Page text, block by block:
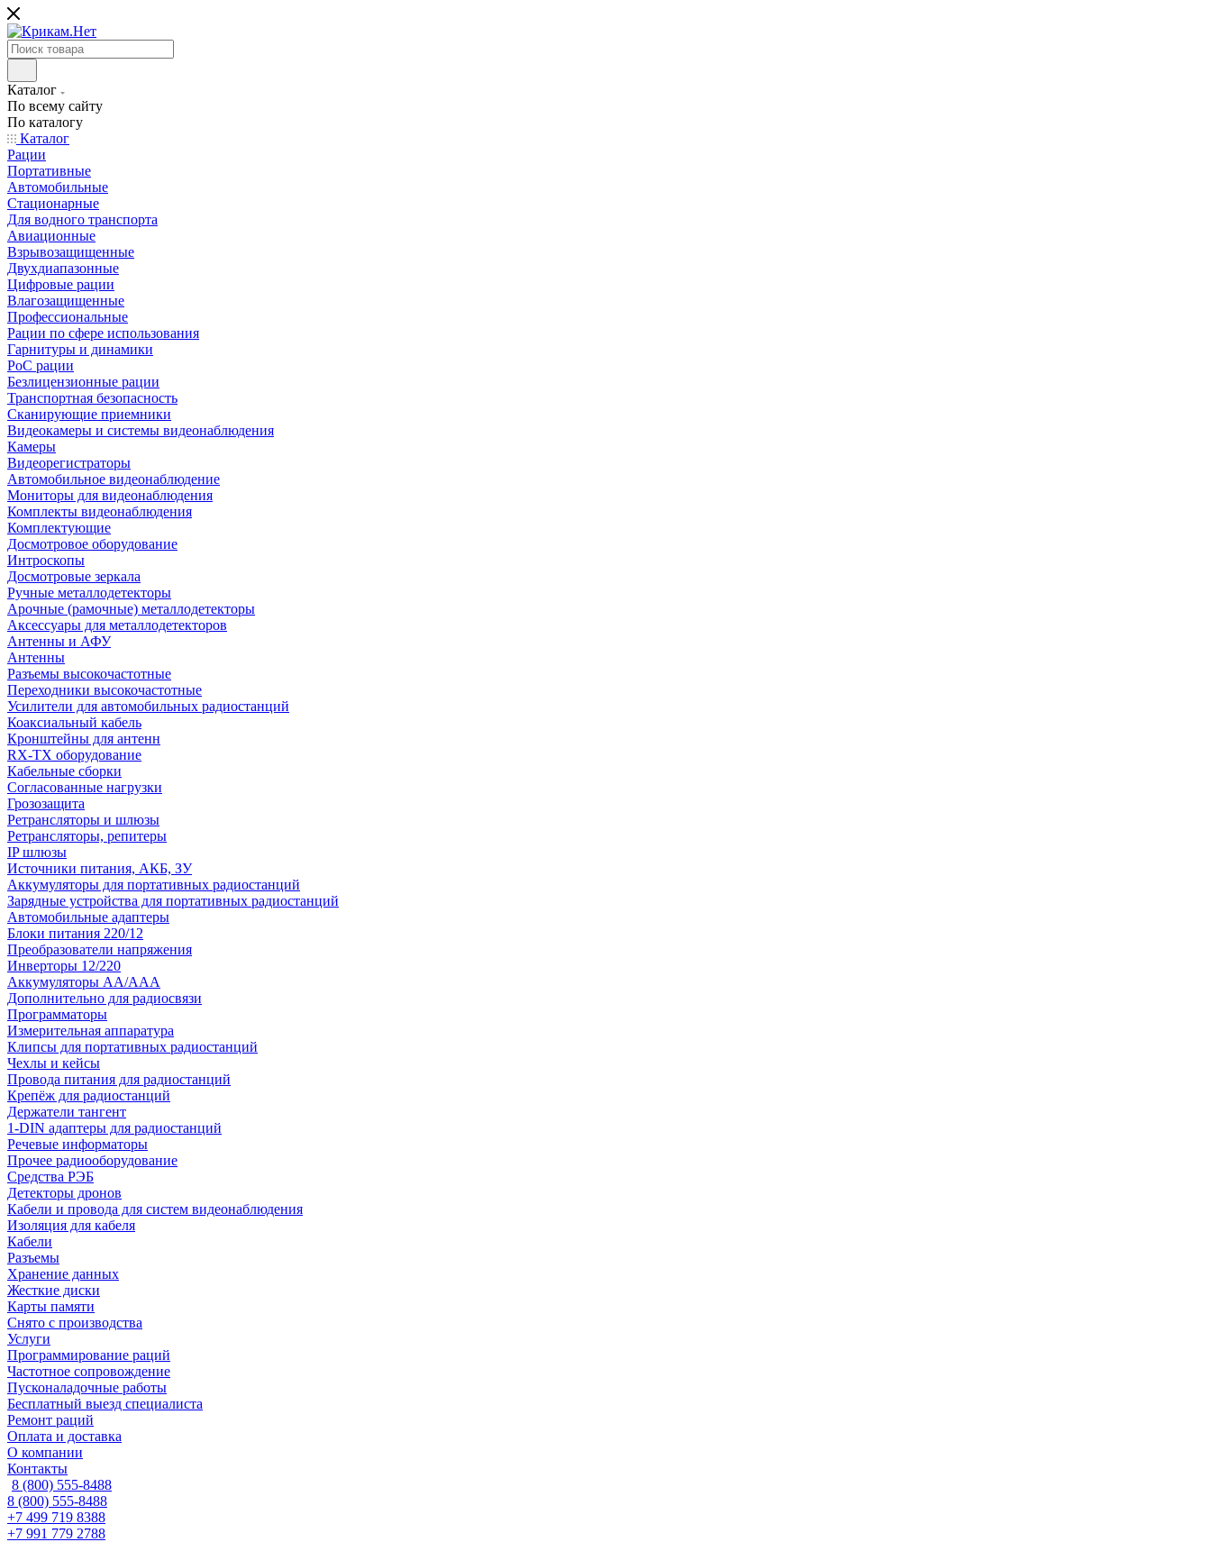
Каталог
По всему сайту
По каталогу
Каталог
Рации
Портативные
Автомобильные
Стационарные
Для водного транспорта
Авиационные
Взрывозащищенные
Двухдиапазонные
Цифровые рации
Влагозащищенные
Профессиональные
Рации по сфере использования
Гарнитуры и динамики
PoC рации
Безлицензионные рации
Транспортная безопасность
Сканирующие приемники
Видеокамеры и системы видеонаблюдения
Камеры
Видеорегистраторы
Автомобильное видеонаблюдение
Мониторы для видеонаблюдения
Комплекты видеонаблюдения
Комплектующие
Досмотровое оборудование
Интроскопы
Досмотровые зеркала
Ручные металлодетекторы
Арочные (рамочные) металлодетекторы
Аксессуары для металлодетекторов
Антенны и АФУ
Антенны
Разъемы высокочастотные
Переходники высокочастотные
Усилители для автомобильных радиостанций
Коаксиальный кабель
Кронштейны для антенн
RX-TX оборудование
Кабельные сборки
Согласованные нагрузки
Грозозащита
Ретрансляторы и шлюзы
Ретрансляторы, репитеры
IP шлюзы
Источники питания, АКБ, ЗУ
Аккумуляторы для портативных радиостанций
Зарядные устройства для портативных радиостанций
Автомобильные адаптеры
Блоки питания 220/12
Преобразователи напряжения
Инверторы 12/220
Аккумуляторы АА/ААА
Дополнительно для радиосвязи
Программаторы
Измерительная аппаратура
Клипсы для портативных радиостанций
Чехлы и кейсы
Провода питания для радиостанций
Крепёж для радиостанций
Держатели тангент
1-DIN адаптеры для радиостанций
Речевые информаторы
Прочее радиооборудование
Средства РЭБ
Детекторы дронов
Кабели и провода для систем видеонаблюдения
Изоляция для кабеля
Кабели
Разъемы
Хранение данных
Жесткие диски
Карты памяти
Снято с производства
Услуги
Программирование раций
Частотное сопровождение
Пусконаладочные работы
Бесплатный выезд специалиста
Ремонт раций
Оплата и доставка
О компании
Контакты
8 (800) 555-8488
8 (800) 555-8488
+7 499 719 8388
+7 991 779 2788